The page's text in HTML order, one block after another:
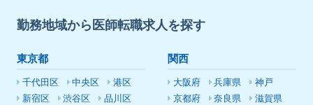
勤務地域から医師転職求人を探す
東京都
千代田区 中央区
港区
新宿区
渋谷区
品川区
関西
大阪府 兵庫県
神戸
京都府
奈良県
滋賀県